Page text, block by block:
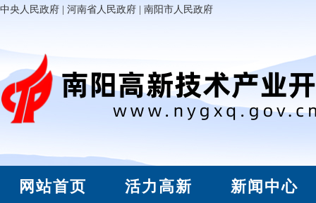
中央人民政府 河南省人民政府 南阳市人民政府
网站首页 活力高新 新闻中心